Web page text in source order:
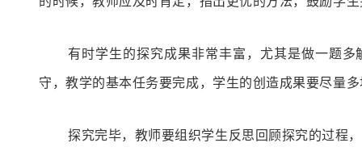
有时学生的探究成果非常丰富，尤其是做一题
守，教学的基本任务要完成，学生的创造成果要尽量
探究完毕，教师要组织学生反思回顾探究的过程